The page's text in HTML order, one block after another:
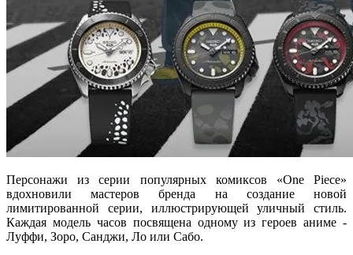
Персонажи из серии популярных комиксов «One Piece»
вдохновили мастеров бренда на создание новой
лимитированной серии, иллюстрирующей уличный стиль.
Каждая модель часов посвящена одному из героев аниме -
Луффи, Зоро, Санджи, Ло или Сабо.